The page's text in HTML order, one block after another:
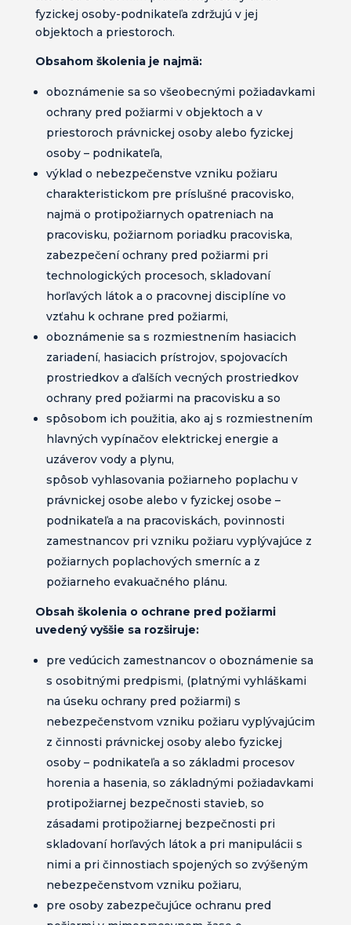
fyzickej osoby-podnikateľa zdržujú v jej
objektoch a priestoroch.
Obsahom školenia je najmä:
oboznámenie sa so všeobecnými požiadavkami
ochrany pred požiarmi v objektoch a v
priestoroch právnickej osoby alebo fyzickej
osoby – podnikateľa,
výklad o nebezpečenstve vzniku požiaru
charakteristickom pre príslušné pracovisko,
najmä o protipožiarnych opatreniach na
pracovisku, požiarnom poriadku pracoviska,
zabezpečení ochrany pred požiarmi pri
technologických procesoch, skladovaní
horľavých látok a o pracovnej disciplíne vo
vzťahu k ochrane pred požiarmi,
oboznámenie sa s rozmiestnením hasiacich
zariadení, hasiacich prístrojov, spojovacích
prostriedkov a ďalších vecných prostriedkov
ochrany pred požiarmi na pracovisku a so
spôsobom ich použitia, ako aj s rozmiestnením
hlavných vypínačov elektrickej energie a
uzáverov vody a plynu,
spôsob vyhlasovania požiarneho poplachu v
právnickej osobe alebo v fyzickej osobe –
podnikateľa a na pracoviskách, povinnosti
zamestnancov pri vzniku požiaru vyplývajúce z
požiarnych poplachových smerníc a z
požiarneho evakuačného plánu.
Obsah školenia o ochrane pred požiarmi
uvedený vyššie sa rozširuje:
pre vedúcich zamestnancov o oboznámenie sa
s osobitnými predpismi, (platnými vyhláškami
na úseku ochrany pred požiarmi) s
nebezpečenstvom vzniku požiaru vyplývajúcim
z činnosti právnickej osoby alebo fyzickej
osoby – podnikateľa a so základmi procesov
horenia a hasenia, so základnými požiadavkami
protipožiarnej bezpečnosti stavieb, so
zásadami protipožiarnej bezpečnosti pri
skladovaní horľavých látok a pri manipulácii s
nimi a pri činnostiach spojených so zvýšeným
nebezpečenstvom vzniku požiaru,
pre osoby zabezpečujúce ochranu pred